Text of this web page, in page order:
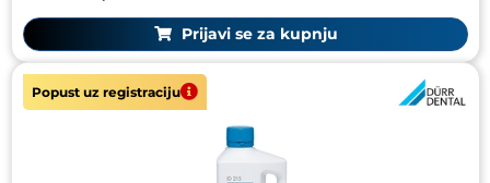
Prijavi se za kupnju
Popust uz registraciju